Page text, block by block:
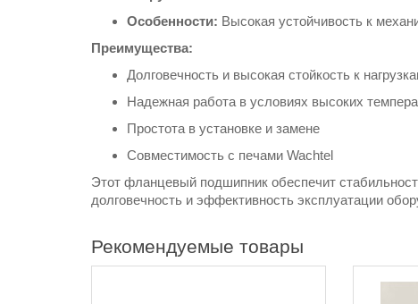
Особенности: Высокая устойчивость к
Преимущества:
Долговечность и высокая стойкость к
Надежная работа в условиях высоких
Простота в установке и замене
Совместимость с печами Wachtel
Этот фланцевый подшипник обеспечит
долговечность и эффективность эксплуатации
Рекомендуемые товары